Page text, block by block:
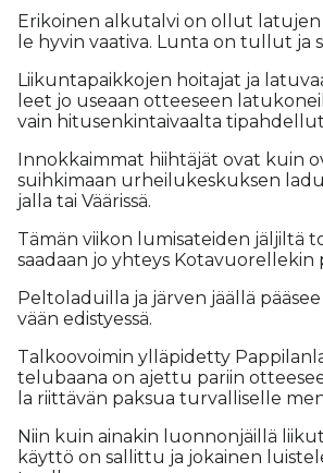
Eri­koi­nen al­ku­tal­vi on ol­lut
le hy­vin vaa­ti­va. Lun­ta on tul­lut ja
Lii­kun­ta­paik­ko­jen hoi­ta­jat ja
leet jo use­aan ot­tee­seen
vain hi­tu­sen­kin­tai­vaal­ta
In­nok­kaim­mat hiih­tä­jät ovat kuin
suih­ki­maan ur­hei­lu­kes­kuk­sen
jal­la tai Vää­ris­sä.
Tä­män vii­kon lu­mi­sa­tei­den jäl­jil­tä
saa­daan jo yh­teys
Pel­to­la­duil­la ja jär­ven jääl­lä
vään edis­ty­es­sä.
Tal­koo­voi­min yl­lä­pi­det­ty
te­lu­baa­na on ajet­tu pa­riin
la riit­tä­vän pak­sua tur­val­li­sel­le
Niin kuin ai­na­kin luon­non­jäil­lä
käyt­tö on sal­lit­tu ja jo­kai­nen